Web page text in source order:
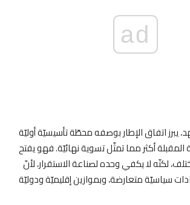
ad
اتفاق الإطار بوصفه محطّة تأسيسيّة أوليّة
أكثر مما تمثّل تسوية نهائيّة. فهو يفتح
لكنّه لا يكفي وحده لصناعة الاستقرار، لأنّ
سياسيّة متعارضة، وبموازين إقليميّة ودوليّة